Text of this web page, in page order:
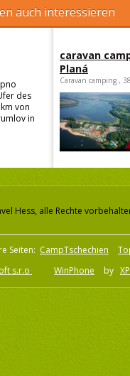
auch interessieren
des
von
in
caravan
Planá
Caravan camping ,
Hess, alle Rechte
Seiten: CampTschechien
s.r.o WinPhone by